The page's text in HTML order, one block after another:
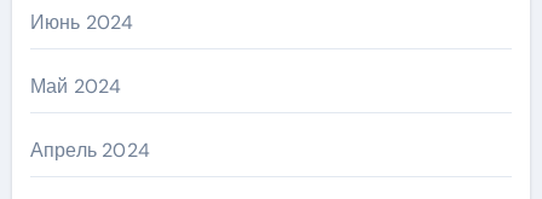
Июнь 2024
Май 2024
Апрель 2024